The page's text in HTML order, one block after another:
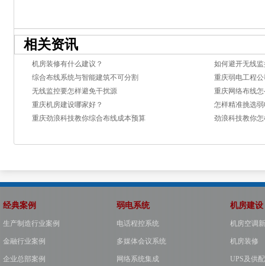
相关资讯
机房装修有什么建议？
如何避开无线
综合布线系统与智能建筑不可分割
重庆弱电工程
无线监控要怎样避免干扰源
重庆网络布线
重庆机房建设哪家好？
怎样精准挑选
重庆劲浪科技教你综合布线成本预算
劲浪科技教你
经典案例
生产制造行业案例
金融行业案例
企业总部案例
弱电系统
电话程控系统
多媒体会议系统
网络系统集成
机房建设
机房空调
机房装修
UPS及供